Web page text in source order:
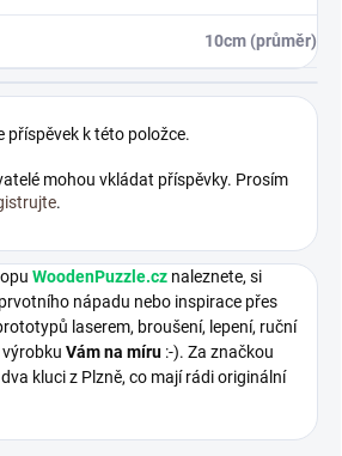
10cm (průměr)
příspěvek k této položce.
mohou vkládat příspěvky. Prosím
.
WoodenPuzzle.cz naleznete, si
nápadu nebo inspirace přes
laserem, broušení, lepení, ruční
Vám na míru :-). Za značkou
kluci z Plzně, co mají rádi originální